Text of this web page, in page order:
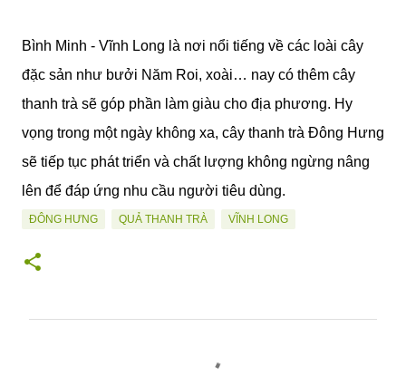
Bình Minh - Vĩnh Long là nơi nổi tiếng về các loài cây
đặc sản như bưởi Năm Roi, xoài… nay có thêm cây
thanh trà sẽ góp phần làm giàu cho địa phương. Hy
vọng trong một ngày không xa, cây thanh trà Đông Hưng
sẽ tiếp tục phát triển và chất lượng không ngừng nâng
lên để đáp ứng nhu cầu người tiêu dùng.
ĐÔNG HƯNG QUẢ THANH TRÀ VĨNH LONG